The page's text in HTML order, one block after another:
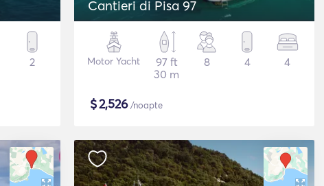
2
Cantieri di Pisa 97
Motor Yacht
97 ft
30 m
8 4 4
$2,526/noapte